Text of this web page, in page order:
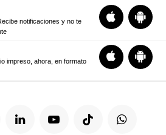
notificaciones y no te
impreso, ahora, en formato